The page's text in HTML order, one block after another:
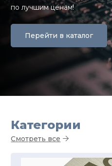
по лучшим ценам!
Перейти в каталог
Категории
Смотреть все